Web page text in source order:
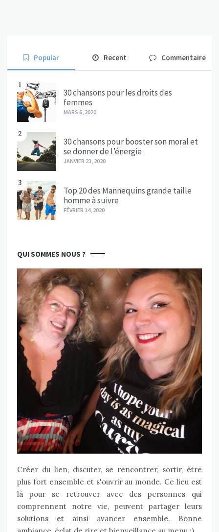
Popular Recent Commentaire
1
30 chansons pour les droits des
femmes
MARS 6, 2020
2
30 chansons pour booster son moral et
se donner de l’énergie
JANVIER 23, 2020
3
Top 20 des Mannequins grande taille
homme à suivre
FÉVRIER 14, 2020
QUI SOMMES NOUS ?
Créer du lien, discuter, se rencontrer, sortir, être
plus fort ensemble et s'ouvrir au monde. Ce lieu est
là pour se retrouver avec des personnes qui
comprennent notre vie, peuvent partager leurs
solutions et ainsi avancer ensemble. Bonne